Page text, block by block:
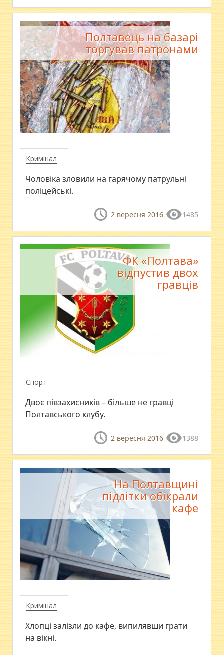
Кримінал
Полтавець на базарі
торгував патронами
​Чоловіка зловили на гарячому патрульні
поліцейські.
2 вересня 2016 1485
Спорт
ФК «Полтава»
відпустив двох
гравців
Двоє півзахисників – більше не гравці
Полтавського клубу.
2 вересня 2016 1388
Кримінал
На Полтавщині
підлітки обікрали
кафе
Хлопці залізли до кафе, випилявши грати
на вікні.